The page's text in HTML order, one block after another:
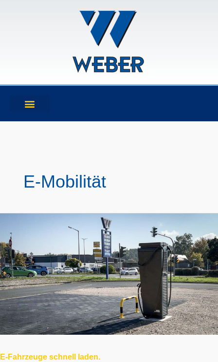
E-Mobilität
E-Fahrzeuge schnell laden.
schnell
laden.